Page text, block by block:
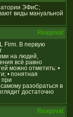
ЭФиС;
виды мануальной
Reagovat
Firm. В первую
на людей,
всё равно
можно отметить: •
• понятная
при
разобраться в
достаточно
Reagovat